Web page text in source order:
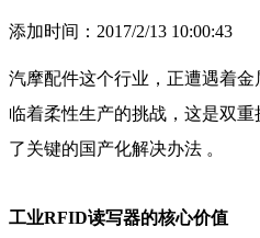
添加时间：2017/2/13 10:00:43
汽摩配件这个行业，正遭遇着
临着柔性生产的挑战，这是双
了关键的国产化解决办法 。
工业RFID读写器的核心价值